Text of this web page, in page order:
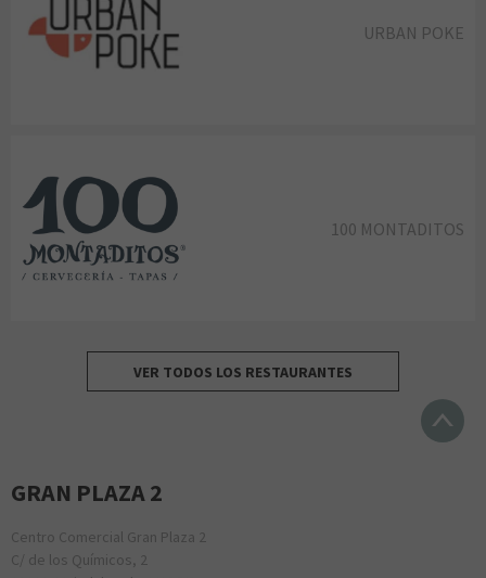
URBAN POKE
100 MONTADITOS
VER TODOS LOS RESTAURANTES
GRAN PLAZA 2
Centro Comercial Gran Plaza 2
C/ de los Químicos, 2